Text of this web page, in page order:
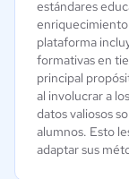
estándares
enriquecimiento
plataforma
formativas en
principal
al involucrar a
datos valiosos
alumnos. Esto
adaptar sus